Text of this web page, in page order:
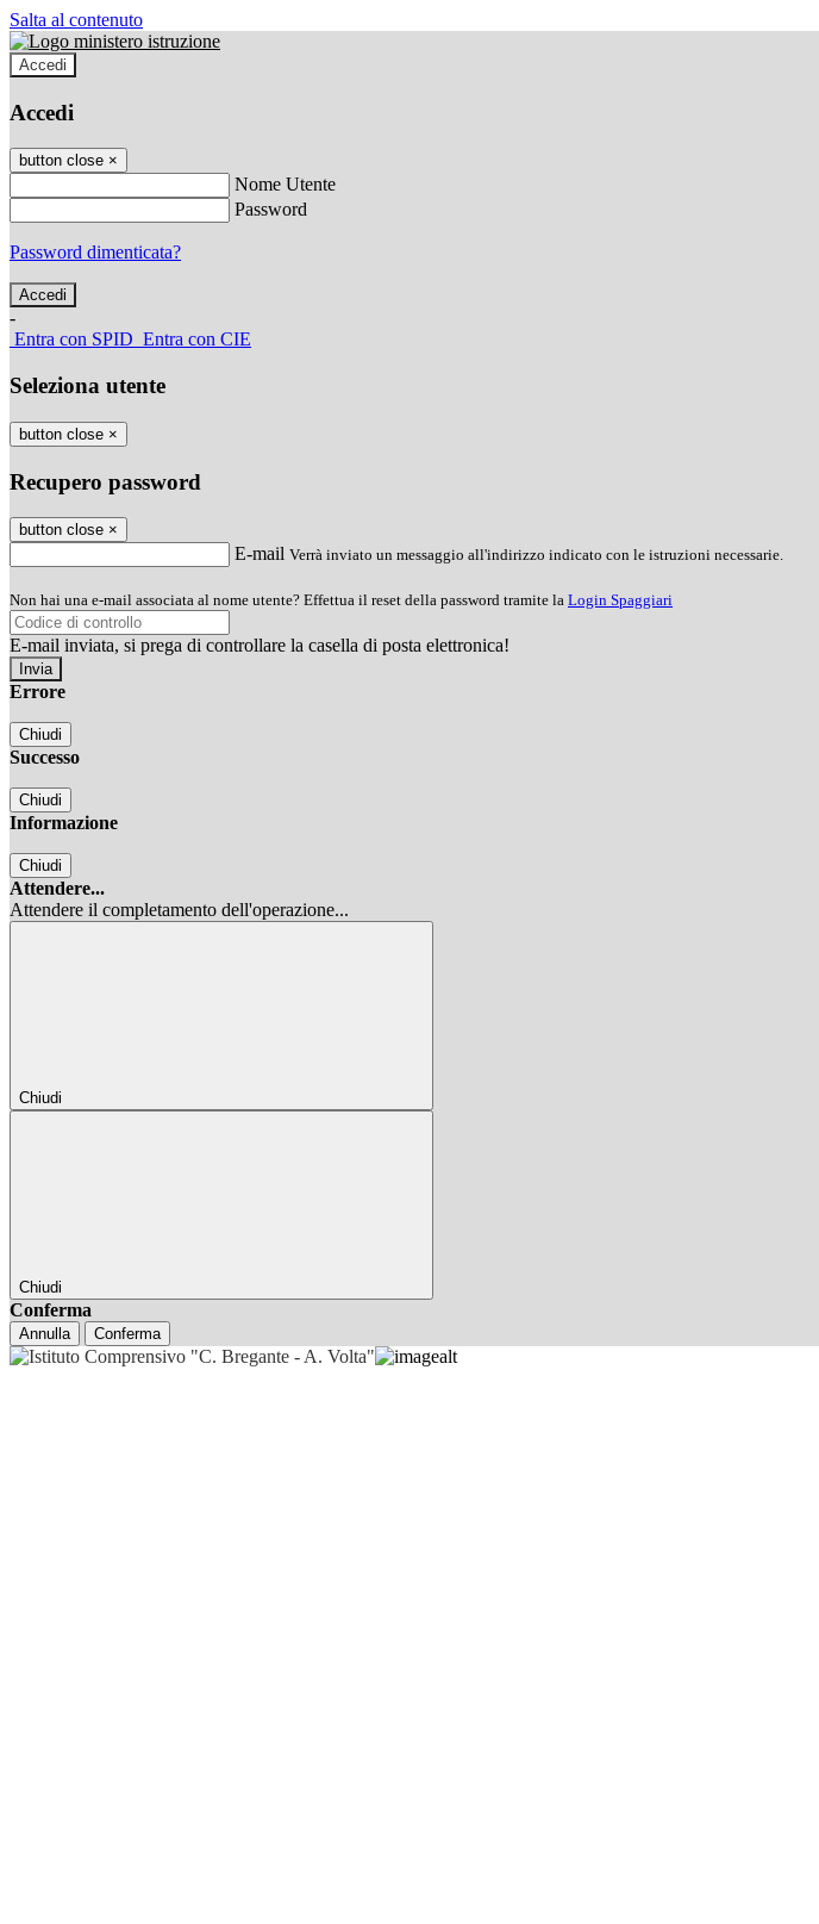
Salta al contenuto
Accedi
Accedi
button close ×
Nome Utente
Password
Password dimenticata?
-
Entra con SPID Entra con CIE
Seleziona utente
button close ×
Recupero password
button close ×
E-mail Verrà inviato un messaggio all'indirizzo indicato con le istruzioni necessarie.
Non hai una e-mail associata al nome utente? Effettua il reset della password tramite la Login Spaggiari
E-mail inviata, si prega di controllare la casella di posta elettronica!
Errore
Chiudi
Successo
Chiudi
Informazione
Chiudi
Attendere...
Attendere il completamento dell'operazione...
Chiudi
Chiudi
Conferma
Annulla Conferma